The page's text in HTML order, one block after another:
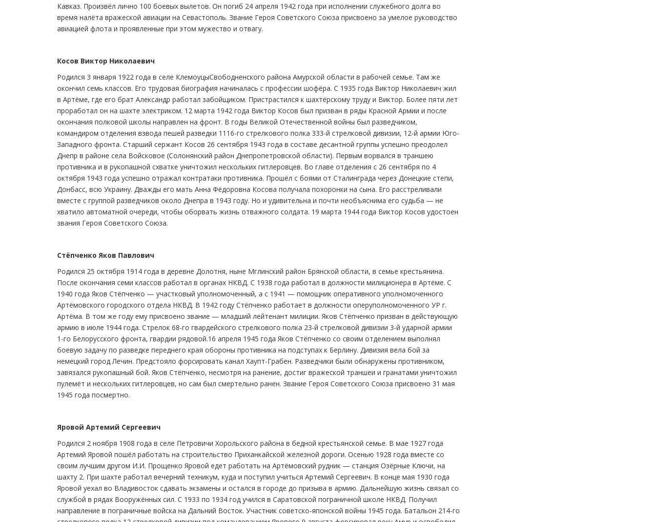
Кавказ. Произвёл лично 100 боевых вылетов. Он погиб 24 апреля 1942 года при исполнении служебного долга во
время налёта вражеской авиации на Севастополь. Звание Героя Советского Союза присвоено за умелое руководство
авиацией флота и проявленные при этом мужество и отвагу.
Косов Виктор Николаевич
Родился 3 января 1922 года в селе КлемоуцыСвободненского района Амурской области в рабочей семье. Там же
окончил семь классов. Его трудовая биография начиналась с профессии шофёра. С 1935 года Виктор Николаевич жил
в Артёме, где его брат Александр работал забойщиком. Пристрастился к шахтёрскому труду и Виктор. Более пяти лет
проработал он на шахте электриком. 12 марта 1942 года Виктор Косов был призван в ряды Красной Армии и после
окончания полковой школы направлен на фронт. В годы Великой Отечественной войны был разведчиком,
командиром отделения взвода пешей разведки 1116-го стрелкового полка 333-й стрелковой дивизии, 12-й армии Юго-
Западного фронта. Старший сержант Косов 26 сентября 1943 года в составе десантной группы успешно преодолел
Днепр в районе села Войсковое (Солонянский район Днепропетровской области). Первым ворвался в траншею
противника и в рукопашной схватке уничтожил нескольких гитлеровцев. Во главе отделения с 26 сентября по 4
октября 1943 года успешно отражал контратаки противника. Прошёл с боями от Сталинграда через Донецкие степи,
Донбасс, всю Украину. Дважды его мать Анна Фёдоровна Косова получала похоронки на сына. Его расстреливали
вместе с группой разведчиков около Днепра в 1943 году. Но и удивительна и почти необъяснима его судьба — не
хватило автоматной очереди, чтобы оборвать жизнь отважного солдата. 19 марта 1944 года Виктор Косов удостоен
звания Героя Советского Союза.
Стёпченко Яков Павлович
Родился 25 октября 1914 года в деревне Долотня, ныне Мглинский район Брянской области, в семье крестьянина.
После окончания семи классов работал в органах НКВД. С 1938 года работал в должности милиционера в Артёме. С
1940 года Яков Стёпченко — участковый уполномоченный, а с 1941 — помощник оперативного уполномоченного
Артёмовского городского отдела НКВД. В 1942 году Стёпченко работает в должности оперуполномоченного УР г.
Артёма. В том же году ему присвоено звание — младший лейтенант милиции. Яков Стёпченко призван в действующую
армию в июле 1944 года. Стрелок 68-го гвардейского стрелкового полка 23-й стрелковой дивизии 3-й ударной армии
1-го Белорусского фронта, гвардии рядовой.16 апреля 1945 года Яков Стёпченко со своим отделением выполнял
боевую задачу по разведке переднего края обороны противника на подступах к Берлину. Дивизия вела бой за
немецкий город Лечин. Предстояло форсировать канал Хаупт-Грабен. Разведчики были обнаружены противником,
завязался рукопашный бой. Яков Стёпченко, несмотря на ранение, достиг вражеской траншеи и гранатами уничтожил
пулемёт и нескольких гитлеровцев, но сам был смертельно ранен. Звание Героя Советского Союза присвоено 31 мая
1945 года посмертно.
Яровой Артемий Сергеевич
Родился 2 ноября 1908 года в селе Петровичи Хорольского района в бедной крестьянской семье. В мае 1927 года
Артемий Яровой пошёл работать на строительство Приханкайской железной дороги. Осенью 1928 года вместе со
своим лучшим другом И.И. Прощенко Яровой едет работать на Артёмовский рудник — станция Озёрные Ключи, на
шахту 2. При шахте работал вечерний техникум, куда и поступил учиться Артемий Сергеевич. В конце мая 1930 года
Яровой уехал во Владивосток сдавать экзамены и остался в городе до призыва в армию. Дальнейшую жизнь связал со
службой в рядах Вооружённых сил. С 1933 по 1934 год учился в Саратовской пограничной школе НКВД. Получил
направление в пограничные войска на Дальний Восток. Участник советско-японской войны 1945 года. Батальон 214-го